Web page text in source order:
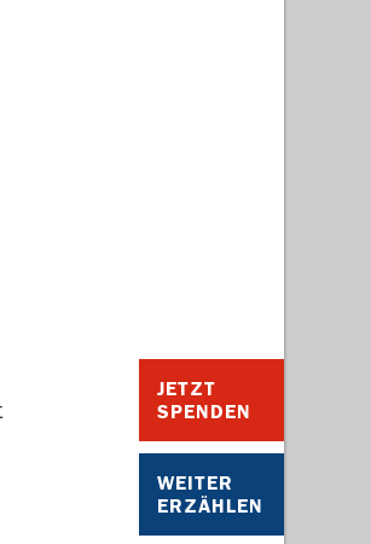
JETZT
SPENDEN
WEITER
ERZÄHLEN